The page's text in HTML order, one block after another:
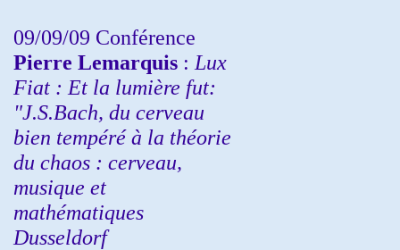
09/09/09 Conférence
Pierre Lemarquis : Lux
Fiat : Et la lumière fut:
"J.S.Bach, du cerveau
bien tempéré à la théorie
du chaos : cerveau,
musique et
mathématiques
Dusseldorf